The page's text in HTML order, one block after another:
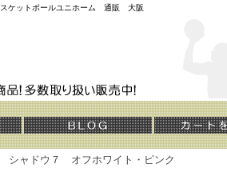
ケットボールユニホーム 通販 大阪
ャドウ７ オフホワイト・ピンク